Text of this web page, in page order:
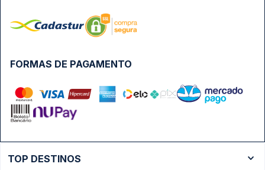
FORMAS DE PAGAMENTO
TOP DESTINOS